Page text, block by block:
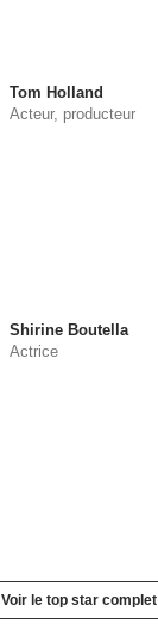
Tom Holland
Acteur, producteur
Shirine Boutella
Actrice
Voir le top star complet